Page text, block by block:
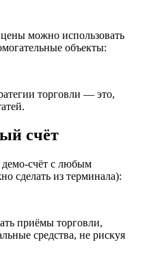
можно использовать
объекты:
торговли — это,
счёт
счёт с любым
сделать из терминала):
приёмы торговли,
средства, не рискуя